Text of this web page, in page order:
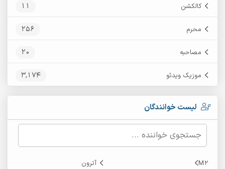
کالکشن 11
محرم 256
مصاحبه 20
موزیک ویدئو 3,174
لیست خوانندگان
M2 آترون